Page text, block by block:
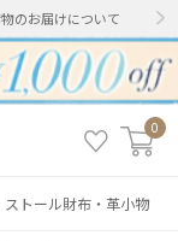
のお届けについて
0
ストール財布・革小物